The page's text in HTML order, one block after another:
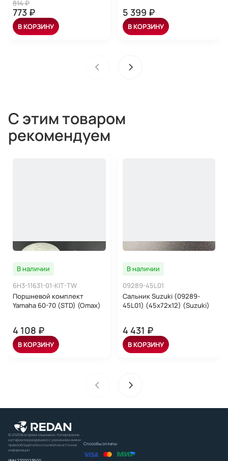
814 ₽
773 ₽
В КОРЗИНУ
5 399 ₽
В КОРЗИНУ
С этим товаром
рекомендуем
В наличии
6H3-11631-01-KIT-TW
Поршневой комплект
Yamaha 60-70 (STD) (Omax)
4 108 ₽
В КОРЗИНУ
В наличии
09289-45L01
Сальник Suzuki (09289-
45L01) (45x72x12) (Suzuki)
4 431 ₽
В КОРЗИНУ
© 2026 Все права защищены. Копирование
материалов разрешено с указанием имени
правообладателя и ссылкой на источник
информации
Способы оплаты: